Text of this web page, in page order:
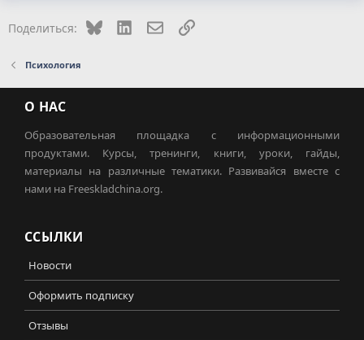
Поделиться: Bluesky LinkedInЭлектронная почта
Ссылка
Психология
О НАС
Образовательная площадка с информационными
продуктами. Курсы, тренинги, книги, уроки, гайды,
материалы на различные тематики. Развивайся вместе с
нами на Freeskladchina.org.
ССЫЛКИ
Новости
Оформить подписку
Отзывы